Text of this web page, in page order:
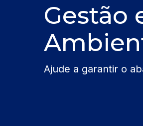
Gestão
Ajude a garantir o